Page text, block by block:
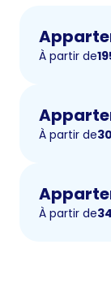
À partir de
À partir de
À partir de